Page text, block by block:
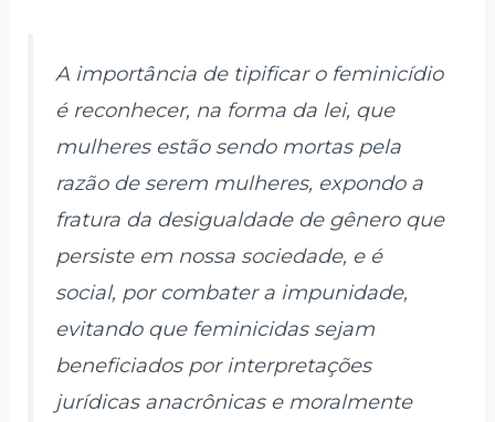
A importância de tipificar o feminicídio
é reconhecer, na forma da lei, que
mulheres estão sendo mortas pela
razão de serem mulheres, expondo a
fratura da desigualdade de gênero que
persiste em nossa sociedade, e é
social, por combater a impunidade,
evitando que feminicidas sejam
beneficiados por interpretações
jurídicas anacrônicas e moralmente